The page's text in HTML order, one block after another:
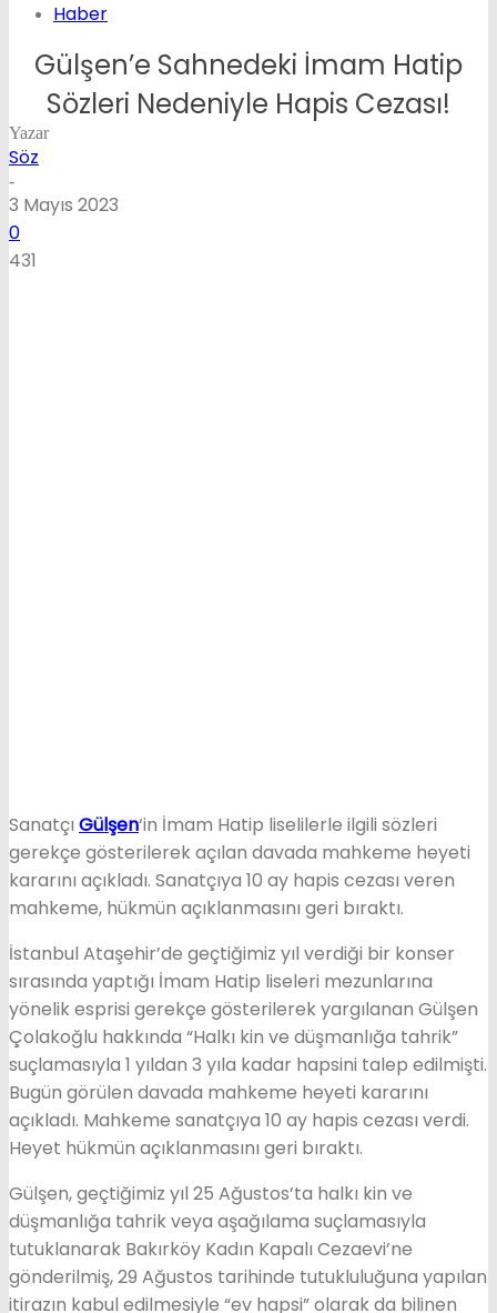
Haber
Gülşen’e Sahnedeki İmam Hatip
Sözleri Nedeniyle Hapis Cezası!
Yazar
Söz
-
3 Mayıs 2023
0
431
Sanatçı Gülşen‘in İmam Hatip liselilerle ilgili sözleri
gerekçe gösterilerek açılan davada mahkeme heyeti
kararını açıkladı. Sanatçıya 10 ay hapis cezası veren
mahkeme, hükmün açıklanmasını geri bıraktı.
İstanbul Ataşehir’de geçtiğimiz yıl verdiği bir konser
sırasında yaptığı İmam Hatip liseleri mezunlarına
yönelik esprisi gerekçe gösterilerek yargılanan Gülşen
Çolakoğlu hakkında “Halkı kin ve düşmanlığa tahrik”
suçlamasıyla 1 yıldan 3 yıla kadar hapsini talep edilmişti.
Bugün görülen davada mahkeme heyeti kararını
açıkladı. Mahkeme sanatçıya 10 ay hapis cezası verdi.
Heyet hükmün açıklanmasını geri bıraktı.
Gülşen, geçtiğimiz yıl 25 Ağustos’ta halkı kin ve
düşmanlığa tahrik veya aşağılama suçlamasıyla
tutuklanarak Bakırköy Kadın Kapalı Cezaevi’ne
gönderilmiş, 29 Ağustos tarihinde tutukluluğuna yapılan
itirazın kabul edilmesiyle “ev hapsi” olarak da bilinen